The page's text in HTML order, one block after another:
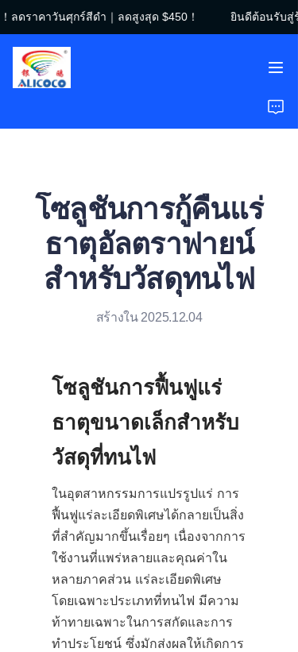
ดราคาวันศุกร์สีดำ｜ลดสูงสุด $450！
ยินดีต้อนรับสู่ร้
ยินดีต้อนรับสู่ร้านของ
ดำ｜ลดสูงสุด $450！
โซลูชันการกู้คืนแร่
ธาตุอัลตราฟายน์
สำหรับวัสดุทนไฟ
สร้างใน 2025.12.04
โซลูชันการฟื้นฟูแร่
ธาตุขนาดเล็กสำหรับ
ในอุตสาหกรรมการแปรรูปแร่ การ
ฟื้นฟูแร่ละเอียดพิเศษได้กลายเป็นสิ่ง
ที่สำคัญมากขึ้นเรื่อยๆ เนื่องจากการ
ใช้งานที่แพร่หลายและคุณค่าใน
หลายภาคส่วน แร่ละเอียดพิเศษ
โดยเฉพาะประเภทที่ทนไฟ มีความ
ท้าทายเฉพาะในการสกัดและการ
ทำประโยชน์ ซึ่งมักส่งผลให้เกิดการ
หน้าแรก
สินค้า
กรณีศึกษา
เกี่ยวกับเรา
คำถามที่พบบ่อย